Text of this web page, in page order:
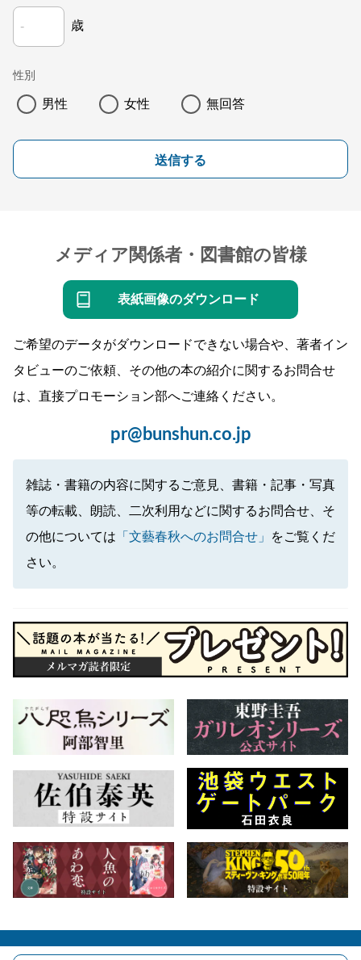
歳
性別
男性 女性 無回答
送信する
メディア関係者・図書館の皆様
表紙画像のダウンロード
ご希望のデータがダウンロードできない場合や、著者イン
タビューのご依頼、その他の本の紹介に関するお問合せ
は、直接プロモーション部へご連絡ください。
pr@bunshun.co.jp
雑誌・書籍の内容に関するご意見、書籍・記事・写真
等の転載、朗読、二次利用などに関するお問合せ、そ
の他については 「文藝春秋へのお問合せ」
をご覧くだ
さい。